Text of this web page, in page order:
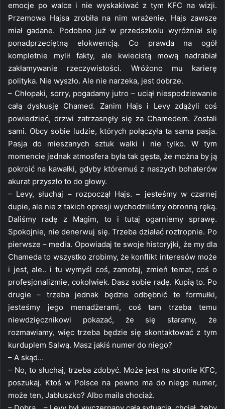
emocje po walce i nie wyskakiwać z tym KFC na wizji.
Przemowa Hajsa zrobiła na nim wrażenie. Hajs zawsze
miał gadane. Podobno już w przedszkolu wyróżniał się
ponadprzeciętną elokwencją. Co prawda na ogół
kompletnie mylił fakty, ale kwiecistą mową nadrabiał
zakłamywanie rzeczywistości. Wróżono mu karierę
polityka. Nie wyszło. Ale nie narzeka, jest dobrze.
– Chłopaki, sorry, pogadamy jutro – uciął niespodziewanie
całą dyskusję Chamed. Zanim Hajs i Levy zdążyli coś
powiedzieć, drzwi zatrzasnęły się za Chamedem. Zostali
sami. Obcy sobie ludzie, których połączyła ta sama pasja.
Pasja do mieszanych sztuk walki i nie tylko. W tym
momencie jednak atmosfera była tak gęsta, że można by ją
pokroić na kawałki, gdyby któremuś z naszych bohaterów
akurat przyszło to do głowy.
– Levy, słuchaj – rozpoczął Hajs. – jesteśmy w czarnej
dupie, ale nie z takich opresji wychodziliśmy obronną ręką.
Daliśmy radę z Magim, to i tutaj ogarniemy sprawę.
Spokojnie, nie denerwuj się. Trzeba działać roztropnie. Po
pierwsze – media. Opowiadaj te swoje historyjki, że my dla
Chameda to wszystko zrobimy, że konflikt interesów może
i jest, ale.. i tu wymyśl coś, zamotaj, zmień temat, coś o
profesjonalizmie, cokolwiek. Dasz sobie radę. Kupią to. Po
drugie – trzeba jednak będzie odbębnić te formułki,
jesteśmy jego menadżerami, coś tam trzeba temu
niewdzięcznikowi pokazać, że się staramy, że
rozmawiamy, więc trzeba będzie się skontaktować z tym
kurduplem Salwą. Masz jakiś numer do niego?
– A skąd…
– No, to słuchaj, trzeba zdobyć. Może jest na stronie KFC,
poszukaj. Ktoś w Polsce na pewno ma do niego numer,
może ten, Jabłuszko? Albo maila chociaż.